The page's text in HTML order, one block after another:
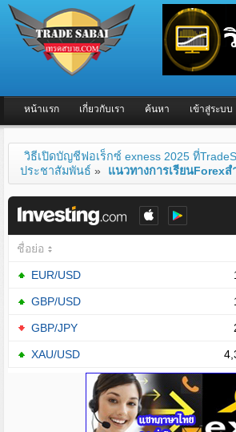
หน้าแรก เกี่ยวกับเรา ค้นหา เข้าสู่ระบบ
วิธีเปิดบัญชีฟอเร็กซ์ exness 2025 ที่
ประชาสัมพันธ์ » แนวทางการเรียนForex